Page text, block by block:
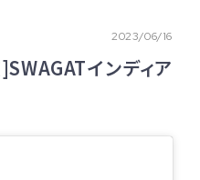
2023/06/16
インディア